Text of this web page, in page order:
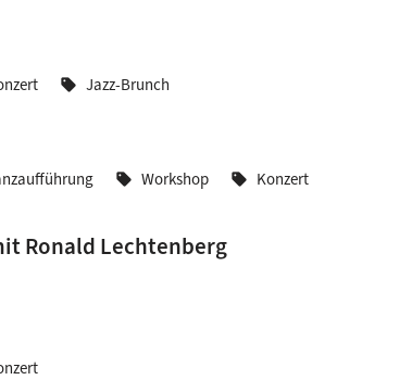
sell Jazz-Brunch
sell Workshop sell Konzert
Ronald Lechtenberg